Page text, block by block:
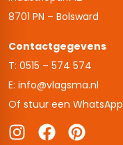
8701 PN – Bolsward
Contactgegevens
T: 0515 – 574 574
E: info@vlagsma.nl
Of stuur een WhatsApp